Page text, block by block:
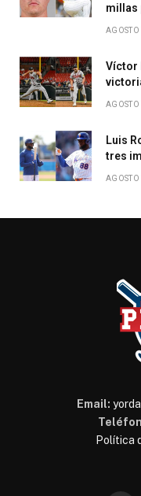
millas
Víctor
Luis
tres
Email:
Política